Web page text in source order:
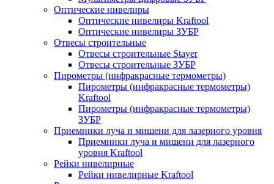
Оптические нивелиры
Оптические нивелиры Kraftool
Оптические нивелиры ЗУБР
Отвесы строительные
Отвесы строительные Stayer
Отвесы строительные ЗУБР
Пирометры (инфракрасные термометры)
Пирометры (инфракрасные термометры)
Kraftool
Пирометры (инфракрасные термометры)
ЗУБР
Приемники луча и мишени для лазерного уровня
Приемники луча и мишени для лазерного
уровня Kraftool
Рейки нивелирные
Рейки нивелирные Kraftool